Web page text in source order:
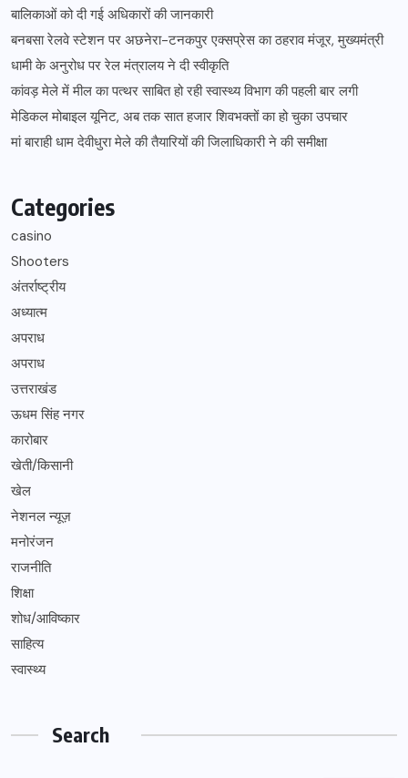
बालिकाओं को दी गई अधिकारों की जानकारी
बनबसा रेलवे स्टेशन पर अछनेरा-टनकपुर एक्सप्रेस का ठहराव मंजूर, मुख्यमंत्री
धामी के अनुरोध पर रेल मंत्रालय ने दी स्वीकृति
कांवड़ मेले में मील का पत्थर साबित हो रही स्वास्थ्य विभाग की पहली बार लगी
मेडिकल मोबाइल यूनिट, अब तक सात हजार शिवभक्तों का हो चुका उपचार
मां बाराही धाम देवीधुरा मेले की तैयारियों की जिलाधिकारी ने की समीक्षा
Categories
casino
Shooters
अंतर्राष्ट्रीय
अध्यात्म
अपराध
अपराध
उत्तराखंड
ऊधम सिंह नगर
कारोबार
खेती/किसानी
खेल
नेशनल न्यूज़
मनोरंजन
राजनीति
शिक्षा
शोध/आविष्कार
साहित्य
स्वास्थ्य
Search